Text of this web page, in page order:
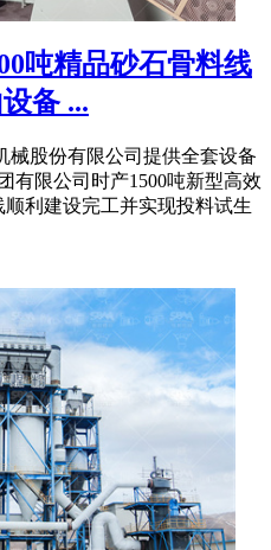
吨精品砂石骨料线
备 ...
械股份有限公司提供全套设备
有限公司时产1500吨新型高效
利建设完工并实现投料试生